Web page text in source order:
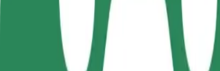
Stacja Kolejowa Łódź Widzew
Lodz Airport Central Poland (LCJ)
Comodidad y confort a un botón de distancia